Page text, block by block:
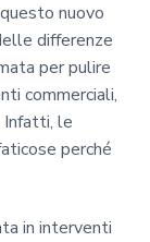
nuovo
differenze
per pulire
commerciali,
Infatti, le
perché
in interventi